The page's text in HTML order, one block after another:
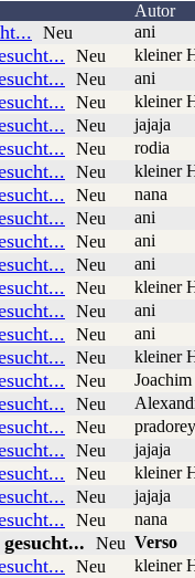
Autor
Neu ani
Neu kleiner
Neu ani
Neu kleiner
Neu jajaja
Neu rodia
Neu kleiner
Neu nana
Neu ani
Neu ani
Neu ani
Neu kleiner
Neu ani
Neu ani
Neu kleiner
Neu Joachim
Neu
Neu pradorey
Neu jajaja
Neu kleiner
Neu jajaja
Neu nana
Neu Verso
Neu kleiner